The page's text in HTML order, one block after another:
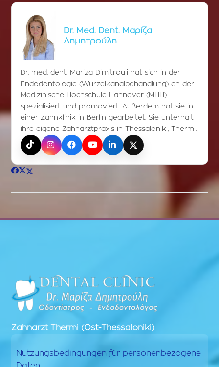
Dr. Med. Dent. Μαρίζα
Δημητρούλη
Dr. med. dent. Mariza Dimitrouli hat sich in der
Endodontologie (Wurzelkanalbehandlung) an der
Medizinische Hochschule Hannover (MHH)
spezialisiert und promoviert. Außerdem hat sie in
einer Zahnklinik in Berlin gearbeitet. Sie unterhält
ihre eigene Zahnarztpraxis in Thessaloniki, Thermi.
TikTokInstagramFacebookYouTubeLinkedInX (Twitter)
Zahnarzt Thermi (Ost-Thessaloniki)
Nutzungsbedingungen für personenbezogene